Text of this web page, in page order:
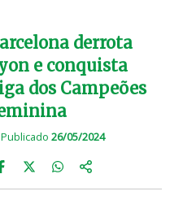
derrota
e conquista
dos Campeões
26/05/2024